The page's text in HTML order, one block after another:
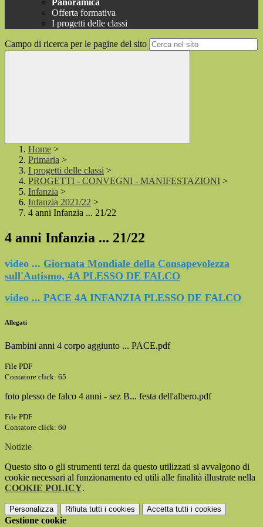
Panoramica
Offerta formativa
I progetti delle classi
Campo di ricerca per le pagine del sito
Home >
Primaria >
I progetti delle classi >
PROGETTI - CONVEGNI - MANIFESTAZIONI >
Infanzia >
Infanzia 2021/22 >
4 anni Infanzia ... 21/22
4 anni Infanzia ... 21/22
video ... Giornata Mondiale della Consapevolezza
sull'Autismo, 4A PLESSO DE FALCO
video ... PACE 4A INFANZIA PLESSO DE FALCO
Allegati
Bambini anni 4 corpo aggiunto ... PACE.pdf
File PDF
Contatore click: 65
foto plesso de falco 4 anni - sez B... festa dell'albero.pdf
File PDF
Contatore click: 60
Notizie
Questo sito o gli strumenti terzi da questo utilizzati si avvalgono di
cookie necessari al funzionamento ed utili alle finalità illustrate nella
COOKIE POLICY.
Personalizza Rifiuta tutti i cookies Accetta tutti i cookies
Gestione cookie